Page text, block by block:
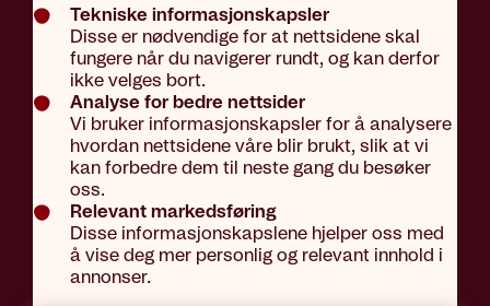
Tekniske informasjonskapsler
Disse er nødvendige for at nettsidene skal
fungere når du navigerer rundt, og kan derfor
ikke velges bort.
Analyse for bedre nettsider
Vi bruker informasjonskapsler for å analysere
hvordan nettsidene våre blir brukt, slik at vi
kan forbedre dem til neste gang du besøker
oss.
Relevant markedsføring
Disse informasjonskapslene hjelper oss med
å vise deg mer personlig og relevant innhold i
annonser.
Aktuelt Tips og råd
Huskeliste til
ferien: sol-
og ID-